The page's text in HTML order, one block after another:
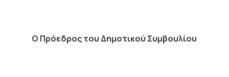
Ο Πρόεδρος του Δημοτικού Συμβουλίου